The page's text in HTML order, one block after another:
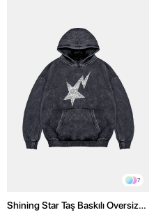
7
Shining Star Taş Baskılı Oversize